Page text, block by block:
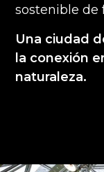
sostenible de
Una ciudad
la conexión
naturaleza.